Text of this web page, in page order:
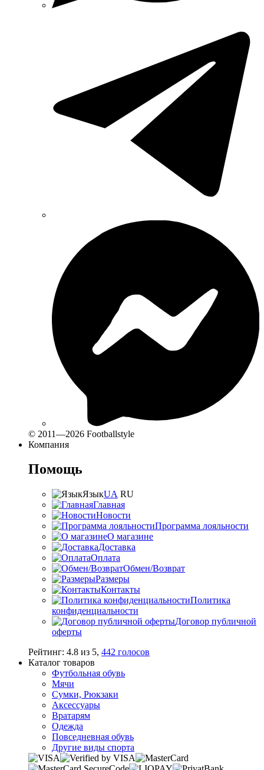
© 2011—2026 Footballstyle
Компания
Помощь
ЯзыкUA RU
Главная
Новости
Программа лояльности
О магазине
Доставка
Оплата
Обмен/Возврат
Размеры
Контакты
Политика
конфиденциальности
Договор публичной
оферты
Рейтинг: 4.8 из 5, 442 голосов
Каталог товаров
Футбольная обувь
Мячи
Сумки, Рюкзаки
Аксессуары
Вратарям
Одежда
Повседневная обувь
Другие виды спорта